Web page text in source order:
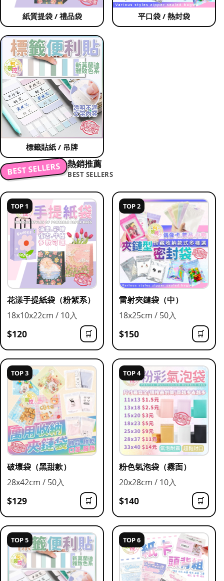
紙質提袋 / 禮品袋 平口袋 / 熱封袋
標籤貼紙 / 吊牌
BEST SELLERS 熱銷推薦
BEST SELLERS
TOP 1
花漾手提紙袋（粉紫系）
18x10x22cm / 10入
$120 🛒
TOP 2
雷射夾鏈袋（中）
18x25cm / 50入
$150 🛒
TOP 3
破壞袋（黑甜款）
28x42cm / 50入
$129 🛒
TOP 4
粉色氣泡袋（霧面）
20x28cm / 10入
$140 🛒
TOP 5 TOP 6